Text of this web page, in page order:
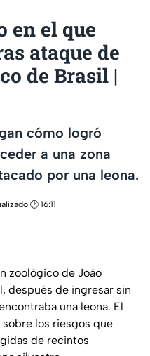
en el que
ataque de
de Brasil |
cómo logró
a una zona
por una leona.
🕑 16:11
zoológico de João
después de ingresar sin
una leona. El
los riesgos que
de recintos